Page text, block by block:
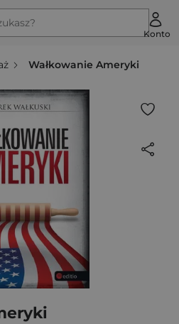
Konto
Wałkowanie Ameryki